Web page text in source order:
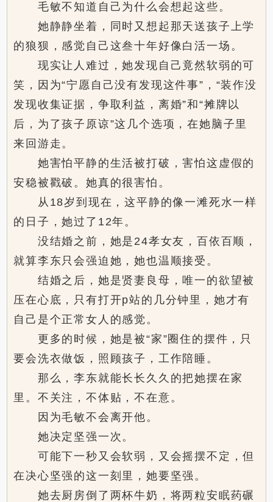
毛敏不知道自己为什么会想起这些。
她静静坐着，同时又想起那天送孩子上学
的狼狈，感觉自己这叁十年好像白活一场。
现实让人难过，她发现自己竟然软弱的可
笑，因为“宁愿自己没有发现这件事”，“装作没
发现收集证据，争取利益，离婚”和“摊牌以
后，为了孩子原谅”这几个选项，在她脑子里
来回游走。
她害怕平静的生活被打破，害怕这虚假的
安稳被戳破。她真的很害怕。
从18岁到现在，这平静的像一滩死水一样
的日子，她过了12年。
没结婚之前，她是24孝女友，百依百顺，
就算李东只会强迫她，她也温顺接受。
结婚之后，她是贤妻良母，唯一的欲望被
压在心底，只有打开p站的几分钟里，她才有
自己是个正常女人的感觉。
更多的时候，她是被“家”圈住的摆件，只
要会洗衣做饭，照顾孩子，工作陪睡。
那么，李东就能长长久久的把她摆在家
里。不关注，不体贴，不在意。
因为毛敏不会离开他。
她决定坚强一次。
可能下一秒又会软弱，又会摇摆不定，但
在决心坚强的这一刻里，她要坚强。
她去厨房倒了两杯牛奶，将两粒安眠药碾